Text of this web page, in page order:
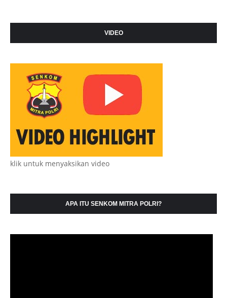
VIDEO
klik untuk menyaksikan video
APA ITU SENKOM MITRA POLRI?